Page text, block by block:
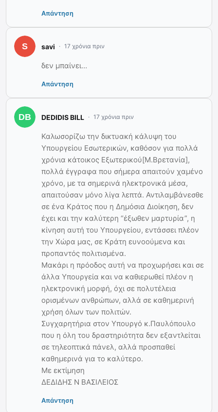
Απάντηση
savi 17 χρόνια πριν
δεν μπαίνει…
Απάντηση
DEDIDIS BILL 17 χρόνια πριν
Καλωσορίζω την δικτυακή κάλυψη του
Υπουργείου Εσωτερικών, καθόσον για πολλά
χρόνια κάτοικος Εξωτερικού[Μ.Βρετανία],
πολλά έγγραφα που σήμερα απαιτούν χαμένο
χρόνο, με τα σημερινά ηλεκτρονικά μέσα,
απαιτούσαν μόνο λίγα λεπτά. Αντιλαμβάνεσθε
σε ένα Κράτος που η Δημόσια Διοίκηση, δεν
έχει και την καλύτερη “έξωθεν μαρτυρία”, η
κίνηση αυτή του Υπουργείου, εντάσσει πλέον
την Χώρα μας, σε Κράτη ευνοούμενα και
προπαντός πολιτισμένα.
Μακάρι η πρόοδος αυτή να προχωρήσει και σε
άλλα Υπουργεία και να καθιερωθεί πλέον η
ηλεκτρονική μορφή, όχι σε πολυτέλεια
ορισμένων ανθρώπων, αλλά σε καθημερινή
χρήση όλων των πολιτών.
Συγχαρητήρια στον Υπουργό κ.Παυλόπουλο
που η όλη του δραστηριότητα δεν εξαντλείται
σε τηλεοπτικά πάνελ, αλλά προσπαθεί
καθημερινά για το καλύτερο.
Με εκτίμηση
ΔΕΔΙΔΗΣ Ν ΒΑΣΙΛΕΙΟΣ
Απάντηση